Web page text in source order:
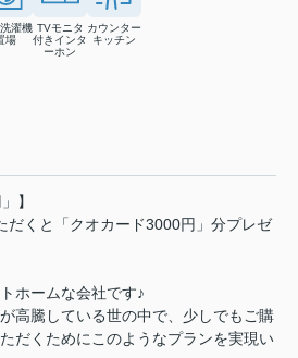
濯機
場
TVモニタ
付きインタ
ーホン
カウンター
キッチン
】
だくと「クオカード3000円」分プレゼ
ホームな会社です♪
高騰している世の中で、少しでもご購
だくためにこのようなプランを実現い